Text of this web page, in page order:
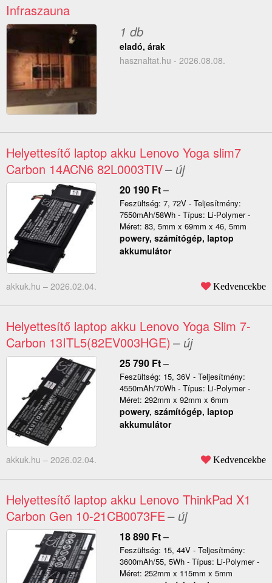
Infraszauna
1 db
eladó, árak
hasznaltat.hu - 2026.08.08.
Helyettesítő laptop akku Lenovo Yoga slim7
Carbon 14ACN6 82L0003TIV– új
20 190 Ft–
Feszültség: 7, 72V - Teljesítmény:
7550mAh/58Wh - Típus: Li-Polymer -
Méret: 83, 5mm x 69mm x 46, 5mm
powery, számítógép, laptop
akkumulátor
akkuk.hu – 2026.02.04. Kedvencekbe
Helyettesítő laptop akku Lenovo Yoga Slim 7-
Carbon 13ITL5(82EV003HGE) – új
25 790 Ft–
Feszültség: 15, 36V - Teljesítmény:
4550mAh/70Wh - Típus: Li-Polymer -
Méret: 292mm x 92mm x 6mm
powery, számítógép, laptop
akkumulátor
akkuk.hu – 2026.02.04. Kedvencekbe
Helyettesítő laptop akku Lenovo ThinkPad X1
Carbon Gen 10-21CB0073FE– új
18 890 Ft–
Feszültség: 15, 44V - Teljesítmény:
3600mAh/55, 5Wh - Típus: Li-Polymer -
Méret: 252mm x 115mm x 5mm